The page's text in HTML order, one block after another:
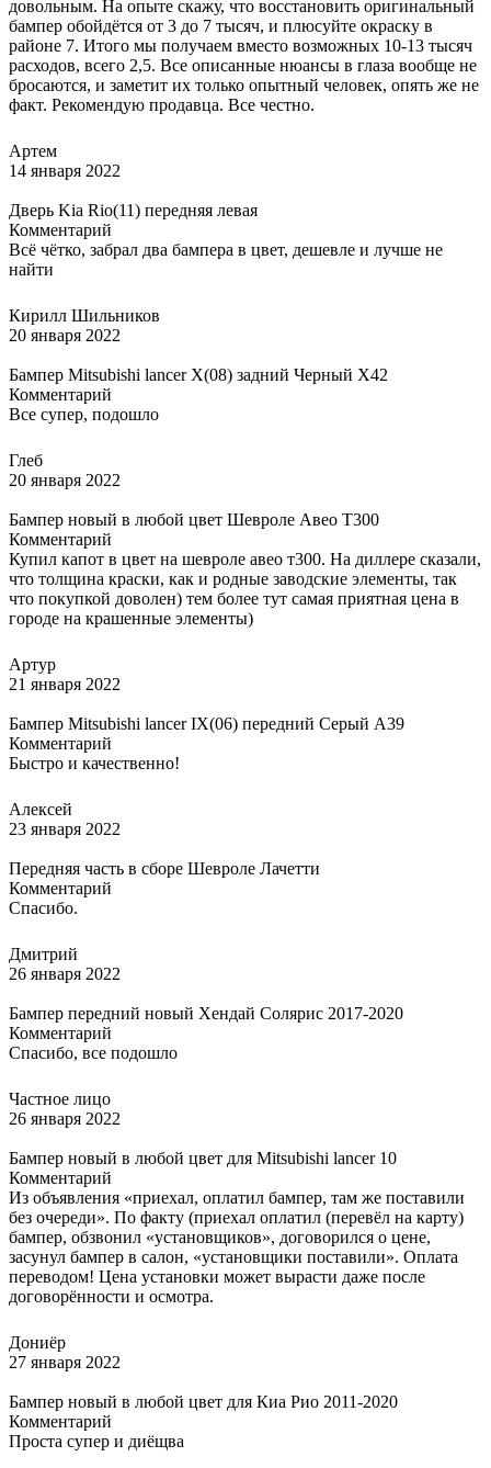
довольным. На опыте скажу, что восстановить оригинальный
бампер обойдётся от 3 до 7 тысяч, и плюсуйте окраску в
районе 7. Итого мы получаем вместо возможных 10-13 тысяч
расходов, всего 2,5. Все описанные нюансы в глаза вообще не
бросаются, и заметит их только опытный человек, опять же не
факт. Рекомендую продавца. Все честно.
Артем
14 января 2022
Дверь Kia Rio(11) передняя левая
Комментарий
Всё чётко, забрал два бампера в цвет, дешевле и лучше не
найти
Кирилл Шильников
20 января 2022
Бампер Mitsubishi lancer X(08) задний Черный X42
Комментарий
Все супер, подошло
Глеб
20 января 2022
Бампер новый в любой цвет Шевроле Авео Т300
Комментарий
Купил капот в цвет на шевроле авео т300. На диллере сказали,
что толщина краски, как и родные заводские элементы, так
что покупкой доволен) тем более тут самая приятная цена в
городе на крашенные элементы)
Артур
21 января 2022
Бампер Mitsubishi lancer IX(06) передний Серый A39
Комментарий
Быстро и качественно!
Алексей
23 января 2022
Передняя часть в сборе Шевроле Лачетти
Комментарий
Спасибо.
Дмитрий
26 января 2022
Бампер передний новый Хендай Солярис 2017-2020
Комментарий
Спасибо, все подошло
Частное лицо
26 января 2022
Бампер новый в любой цвет для Mitsubishi lancer 10
Комментарий
Из объявления «приехал, оплатил бампер, там же поставили
без очереди». По факту (приехал оплатил (перевёл на карту)
бампер, обзвонил «установщиков», договорился о цене,
засунул бампер в салон, «установщики поставили». Оплата
переводом! Цена установки может вырасти даже после
договорённости и осмотра.
Дониёр
27 января 2022
Бампер новый в любой цвет для Киа Рио 2011-2020
Комментарий
Проста супер и диёщва